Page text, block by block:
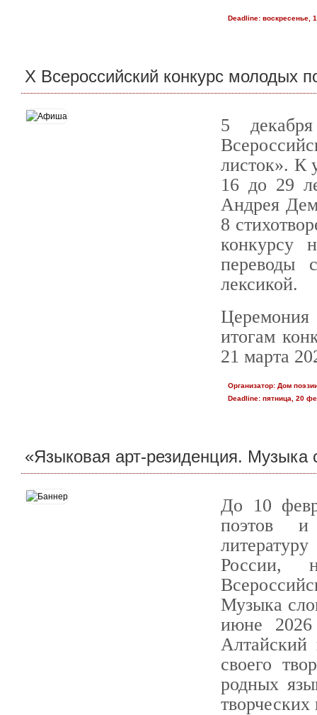
Deadline:воскресенье,
X Всероссийский конкурс молодых
5
листок». К
16 до 29
Андрея
8
конкурсу
переводы
лексикой.
Церемония
итогам
21 марта
Организатор:Дом
Deadline:пятница, 20
«Языковая арт-резиденция. Музыка
До 10
поэтов и
России,
Музыка
июне 2026
Алтайский
своего
родных
творческих